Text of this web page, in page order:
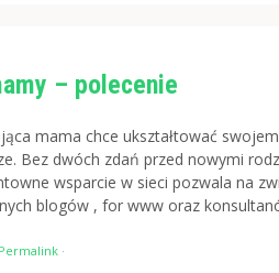
– polecenie
mama chce ukształtować
Bez dwóch zdań przed nowymi
wsparcie w sieci pozwala na
blogów , for www oraz
Permalink ·